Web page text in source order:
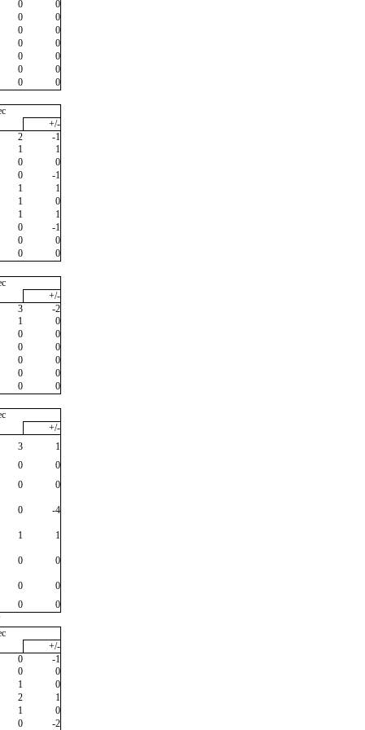
0
0
0
0
0
0
0
0
0
0
0
0
0
0
+/-
2
-1
1
1
0
0
0
-1
1
1
1
0
1
1
0
-1
0
0
0
0
+/-
3
-2
1
0
0
0
0
0
0
0
0
0
0
0
+/-
3
1
0
0
0
0
0
-4
1
1
0
0
0
0
0
0
+/-
0
-1
0
0
1
0
2
1
1
0
0
-2